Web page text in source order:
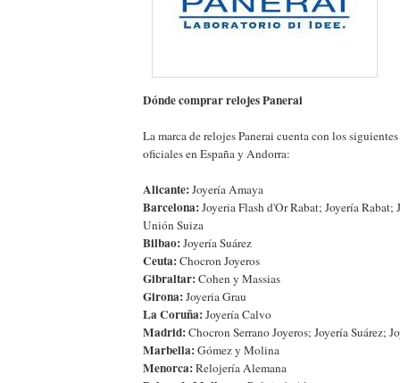
Dónde comprar relojes Panerai
La marca de relojes Panerai cuenta con los
oficiales en España y Andorra:
Alicante:Joyería Amaya
Barcelona:Joyeria Flash d'Or Rabat; Joyería Rabat;
Unión Suiza
Bilbao:Joyería Suárez
Ceuta:Chocron Joyeros
Gibraltar:Cohen y Massias
Girona:Joyeria Grau
La Coruña:Joyería Calvo
Madrid:Chocron Serrano Joyeros; Joyería Suárez;
Marbella:Gómez y Molina
Menorca:Relojería Alemana